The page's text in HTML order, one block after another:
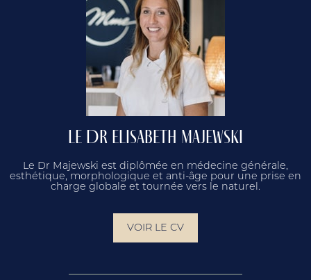
LE DR ELISABETH MAJEWSKI
Le Dr Majewski est diplômée en médecine générale,
esthétique, morphologique et anti-âge pour une prise en
charge globale et tournée vers le naturel.
VOIR LE CV